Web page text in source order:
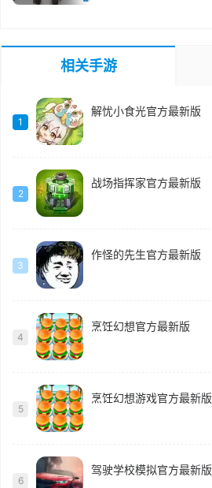
相关手游
1
解忧小食光官方最新版
2
战场指挥家官方最新版
3
作怪的先生官方最新版
4
烹饪幻想官方最新版
5
烹饪幻想游戏官方最新版
6
驾驶学校模拟官方最新版